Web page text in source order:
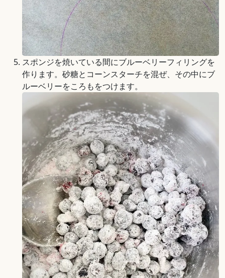
スポンジを焼いている間にブルーベリーフィリングを
作ります。砂糖とコーンスターチを混ぜ、その中にブ
ルーベリーをころもをつけます。